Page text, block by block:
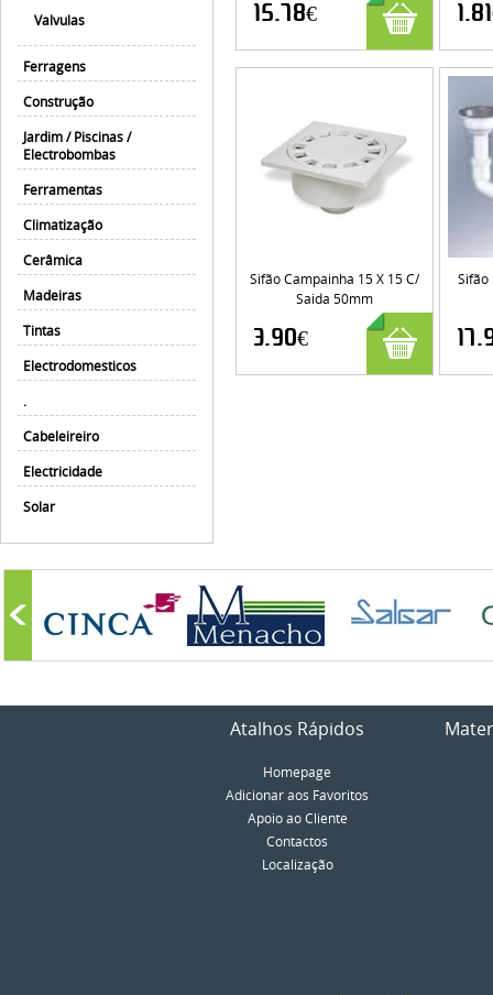
Valvulas
Ferragens
Construção
Jardim / Piscinas /
Electrobombas
Ferramentas
Climatização
Cerâmica
Madeiras
Tintas
Electrodomesticos
.
Cabeleireiro
Electricidade
Solar
15.78€
Sifão Campainha 15 X 15 C/
Saida 50mm
3.90€
Sifão
Atalhos Rápidos
Homepage
Adicionar aos Favoritos
Apoio ao Cliente
Contactos
Localização